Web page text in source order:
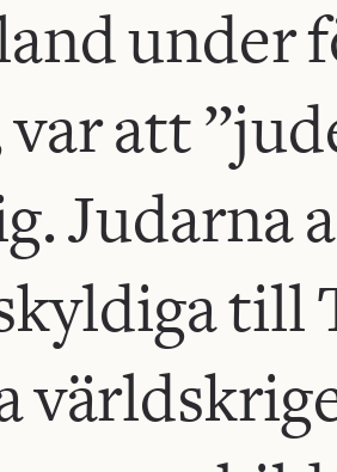
under
att
Judarna
till